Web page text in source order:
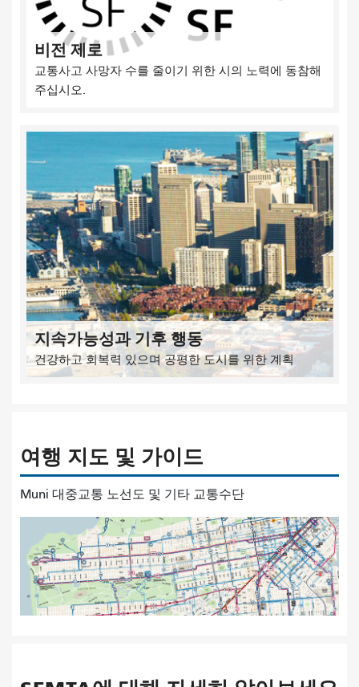
비전 제로
교통사고 사망자 수를 줄이기 위한 시의 노력에 동참해
주십시오.
지속가능성과 기후 행동
건강하고 회복력 있으며 공평한 도시를 위한 계획
여행 지도 및 가이드
Muni 대중교통 노선도 및 기타 교통수단